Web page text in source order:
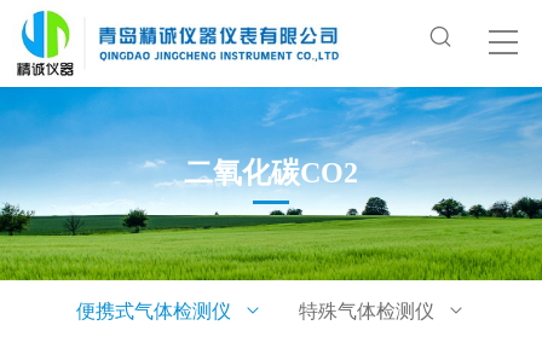
二氧化碳CO2
便携式气体检测仪 特殊气体检测仪